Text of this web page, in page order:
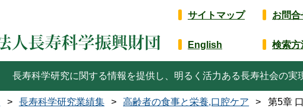
サイトマップ お問合
English 検索方
長寿科学研究に関する情報を提供し、明るく活力ある長寿社会の実
長寿科学研究業績集 高齢者の食事と栄養,口腔ケア 第5章